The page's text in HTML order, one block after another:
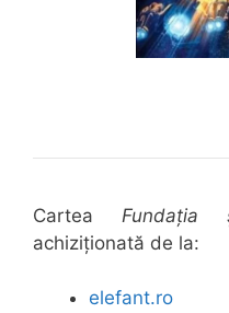
Cartea Fundația
achiziționată de la:
elefant.ro